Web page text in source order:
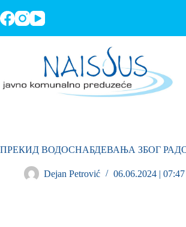
ПРЕКИД ВОДОСНАБДЕВАЊА ЗБОГ
Dejan Petrović 06.06.2024 | 07:47